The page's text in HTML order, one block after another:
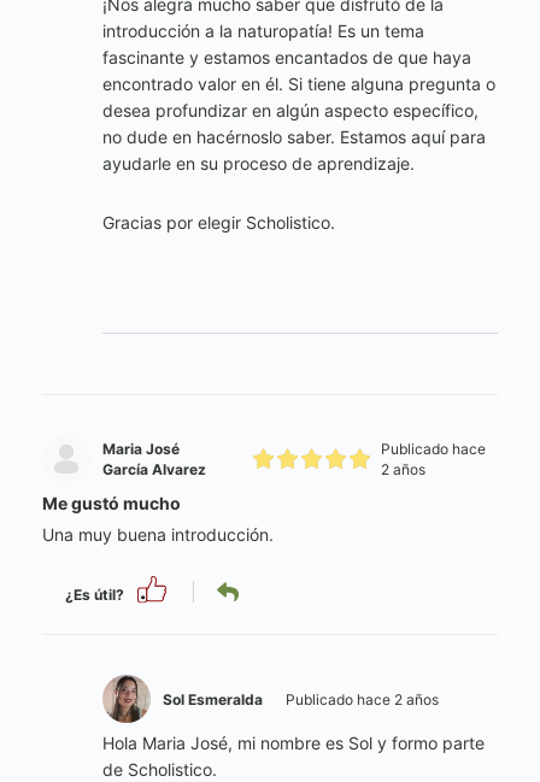
introducción a la naturopatía! Es un tema
fascinante y estamos encantados de que haya
encontrado valor en él. Si tiene alguna pregunta o
desea profundizar en algún aspecto específico,
no dude en hacérnoslo saber. Estamos aquí para
ayudarle en su proceso de aprendizaje.
Gracias por elegir Scholistico.
Maria José
García Alvarez
Publicado hace
2 años
Me gustó mucho
Una muy buena introducción.
¿Es útil?
Sol Esmeralda Publicado hace 2 años
Hola Maria José, mi nombre es Sol y formo parte
de Scholistico.